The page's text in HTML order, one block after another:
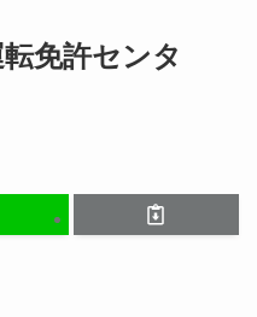
免許センタ